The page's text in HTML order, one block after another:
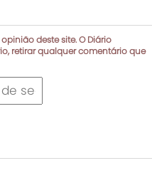
deste site. O Diário
retirar qualquer comentário que